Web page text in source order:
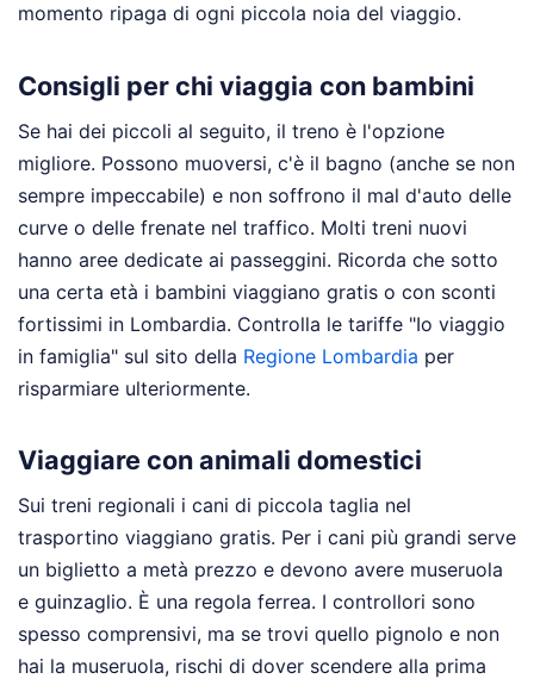
momento ripaga di ogni piccola noia del viaggio.
Consigli per chi viaggia con bambini
Se hai dei piccoli al seguito, il treno è l'opzione
migliore. Possono muoversi, c'è il bagno (anche se non
sempre impeccabile) e non soffrono il mal d'auto delle
curve o delle frenate nel traffico. Molti treni nuovi
hanno aree dedicate ai passeggini. Ricorda che sotto
una certa età i bambini viaggiano gratis o con sconti
fortissimi in Lombardia. Controlla le tariffe "Io viaggio
in famiglia" sul sito della Regione Lombardia per
risparmiare ulteriormente.
Viaggiare con animali domestici
Sui treni regionali i cani di piccola taglia nel
trasportino viaggiano gratis. Per i cani più grandi serve
un biglietto a metà prezzo e devono avere museruola
e guinzaglio. È una regola ferrea. I controllori sono
spesso comprensivi, ma se trovi quello pignolo e non
hai la museruola, rischi di dover scendere alla prima